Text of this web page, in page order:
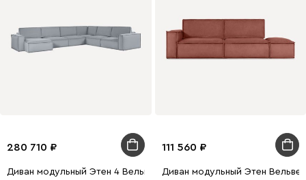
280 710
Диван модульный Этен 4 Вельвет Светло-серый
111 560
Диван модульный Этен